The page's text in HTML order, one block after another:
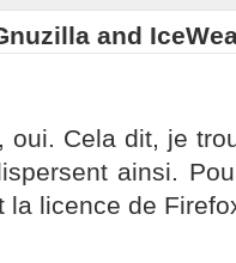
and
oui. Cela dit, je
ainsi.
la licence de